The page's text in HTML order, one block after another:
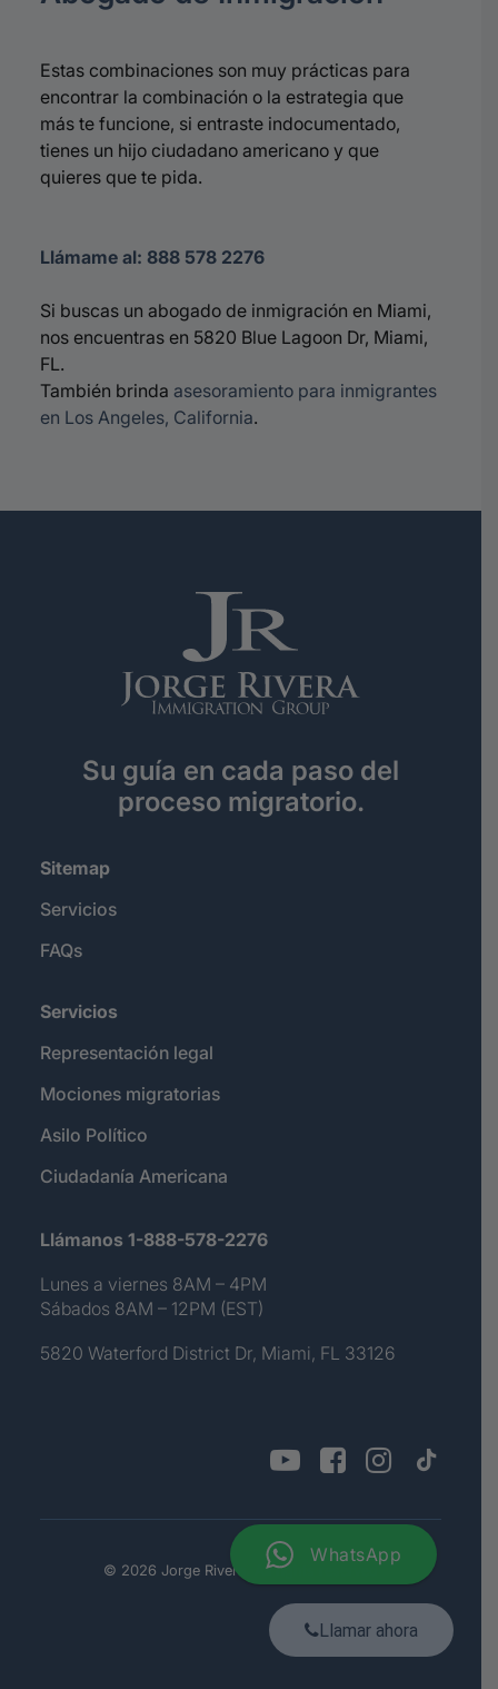
Estas combinaciones son muy prácticas para
encontrar la combinación o la estrategia que
más te funcione, si entraste indocumentado,
tienes un hijo ciudadano americano y que
quieres que te pida.
Llámame al: 888 578 2276
Si buscas un abogado de inmigración en Miami,
nos encuentras en 5820 Blue Lagoon Dr, Miami,
FL.
También brinda asesoramiento para inmigrantes
en Los Angeles, California.
Su guía en cada paso del
proceso migratorio.
Sitemap
Servicios
FAQs
Servicios
Representación legal
Mociones migratorias
Asilo Político
Ciudadanía Americana
Llámanos 1-888-578-2276
Lunes a viernes 8AM – 4PM
Sábados 8AM – 12PM (EST)
5820 Waterford District Dr, Miami, FL 33126
© 2026 Jorge Rivera. All rights reserved
Llamar ahora
WhatsApp